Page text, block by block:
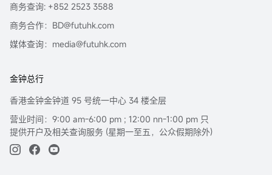
商务查询: +852 2523 3588
商务合作：BD@futuhk.com
媒体查询：media@futuhk.com
金钟总行
香港金钟金钟道 95 号统一中心 34 楼全层
营业时间：9:00 am-6:00 pm ; 12:00 nn-1:00 pm 只
提供开户及相关查询服务 (星期一至五，公众假期除外)